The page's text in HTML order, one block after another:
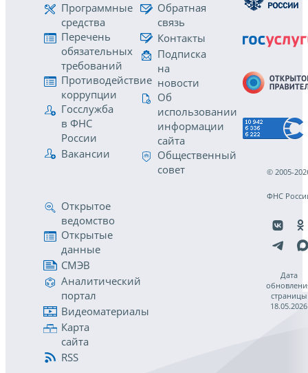
Программные
средства
Перечень
обязательных
требований
Противодействие
коррупции
Госслужба
в ФНС
России
Вакансии
Обратная
связь
Контакты
Подписка
на
новости
Об
использовании
информации
сайта
Общественный
совет
Открытое
ведомство
Открытые
данные
СМЭВ
Аналитический
портал
Видеоматериалы
Карта
сайта
RSS
© 2005-
ФНС
Дата
страницы
18.05.2026